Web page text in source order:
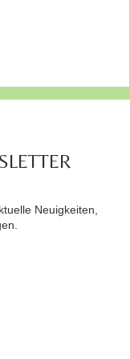
Neuigkeiten,